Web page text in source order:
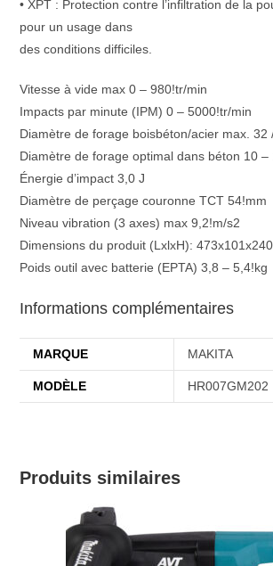
• XPT : Protection contre l’infiltration de la
pour un usage dans
des conditions difficiles.
Vitesse à vide max 0 – 980!tr/min
Impacts par minute (IPM) 0 – 5000!tr/min
Diamètre de forage boisbéton/acier max. 32
Diamètre de forage optimal dans béton 10 –
Énergie d’impact 3,0 J
Diamètre de perçage couronne TCT 54!mm
Niveau vibration (3 axes) max 9,2!m/s2
Dimensions du produit (LxlxH):
Poids outil avec batterie (EPTA) 3,8 – 5,4!kg
Informations complémentaires
MARQUE MAKITA
MODÈLE HR007GM202
Produits similaires